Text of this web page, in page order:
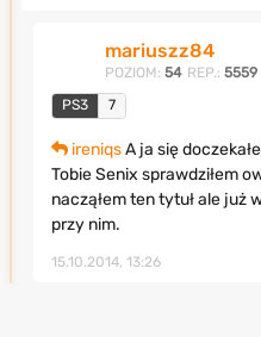
mariuszz84
POZIOM: 54 REP.: 5559
PS3 7
ireniqsA ja się
Tobie Senix sprawdziłem
nacząłem ten tytuł ale już
przy nim.
15.10.2014, 13:26